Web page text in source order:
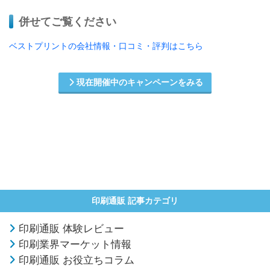
併せてご覧ください
ベストプリントの会社情報・口コミ・評判はこちら
現在開催中のキャンペーンをみる
印刷通販 記事カテゴリ
印刷通販 体験レビュー
印刷業界マーケット情報
印刷通販 お役立ちコラム